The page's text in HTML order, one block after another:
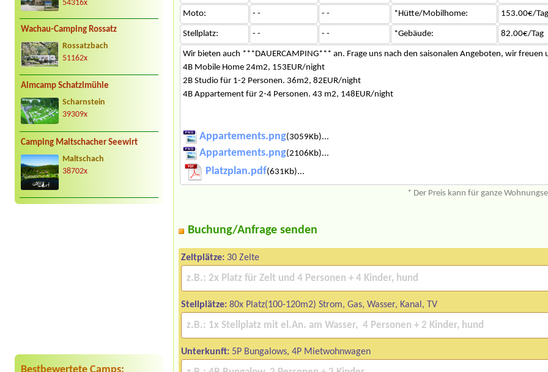
54316x
Wachau-Camping Rossatz
Rossatzbach
51162x
Almcamp Schatzlmühle
Scharnstein
39309x
Camping Maltschacher Seewirt
Maltschach
38702x
Bestbewertete Camps:
Moto: - - - - *Hütte/Mobilhome: 153.00€/Tag
Stellplatz: - - - - *Gebäude: 82.00€/Tag
Wir bieten auch ***DAUERCAMPING*** an. Frage uns nach den saisonalen Angeboten, wir freuen
4B Mobile Home 24m2, 153EUR/night
2B Studio für 1-2 Personen. 36m2, 82EUR/night
4B Appartement für 2-4 Personen. 43 m2, 148EUR/night
Appartements.png(3059Kb)...
Appartements.png(2106Kb)...
Platzplan.pdf(631Kb)...
* Der Preis kann für ganze
Buchung/Anfrage senden
Zeltplätze: 30 Zelte
Stellplätze: 80x Platz(100-120m2) Strom, Gas, Wasser, Kanal, TV
Unterkunft: 5P Bungalows, 4P Mietwohnwagen